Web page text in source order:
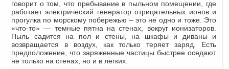
говорит о том, что пребывание в пыльном помещении, где
работает электрический генератор отрицательных ионов и
прогулка по морскому побережью – это не одно и тоже. Это
«что-то» — темные пятна на стенах, вокруг ионизаторов.
Пыль садится на пол и стены, на шкафы и диваны и
возвращается в воздух, как только теряет заряд. Есть
предположение, что заряженные частицы быстрее оседают
не только на стенах, но и в легких.